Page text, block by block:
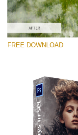
White Smoke
(30 Overlays)
Large 6000*4000px
Entire Collection
(1783 Overlays)
Large 6000*4000px
FREE DOWNLOAD